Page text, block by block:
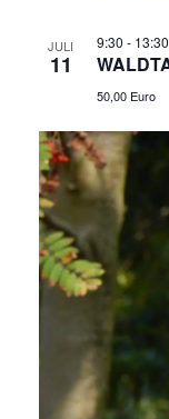
JULI
11
9:30 - 13:30
50,00 Euro